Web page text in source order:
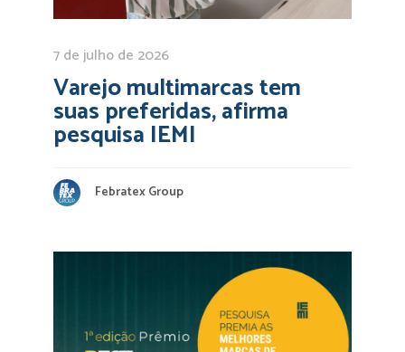
7 de julho de 2026
Varejo multimarcas tem
suas preferidas, afirma
pesquisa IEMI
Febratex Group